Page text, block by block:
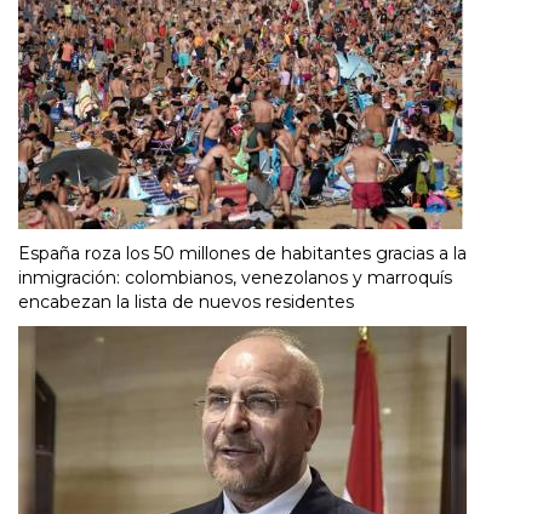
España roza los 50 millones de habitantes gracias a la
inmigración: colombianos, venezolanos y marroquís
encabezan la lista de nuevos residentes